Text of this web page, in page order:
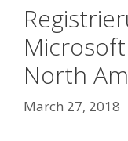
North
March 27, 2018